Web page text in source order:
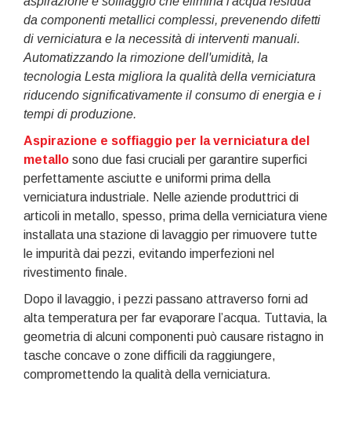
da componenti metallici complessi, prevenendo difetti
di verniciatura e la necessità di interventi manuali.
Automatizzando la rimozione dell'umidità, la
tecnologia Lesta migliora la qualità della verniciatura
riducendo significativamente il consumo di energia e i
tempi di produzione.
Aspirazione e soffiaggio per la verniciatura del
metallo sono due fasi cruciali per garantire superfici
perfettamente asciutte e uniformi prima della
verniciatura industriale. Nelle aziende produttrici di
articoli in metallo, spesso, prima della verniciatura viene
installata una stazione di lavaggio per rimuovere tutte
le impurità dai pezzi, evitando imperfezioni nel
rivestimento finale.
Dopo il lavaggio, i pezzi passano attraverso forni ad
alta temperatura per far evaporare l’acqua. Tuttavia, la
geometria di alcuni componenti può causare ristagno in
tasche concave o zone difficili da raggiungere,
compromettendo la qualità della verniciatura.